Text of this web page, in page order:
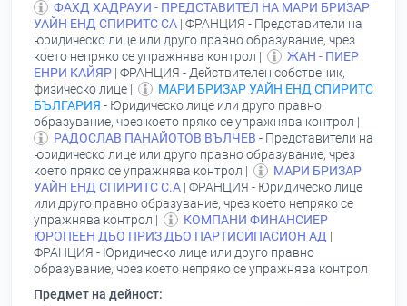
ФАХД ХАДРАУИ - ПРЕДСТАВИТЕЛ НА МАРИ БРИЗАР
УАЙН ЕНД СПИРИТС СА | ФРАНЦИЯ - Представители на
юридическо лице или друго правно образувание, чрез
което непряко се упражнява контрол |
ЖАН - ПИЕР
ЕНРИ КАЙЯР | ФРАНЦИЯ - Действителен собственик,
физическо лице |
МАРИ БРИЗАР УАЙН ЕНД СПИРИТС
БЪЛГАРИЯ - Юридическо лице или друго правно
образувание, чрез което пряко се упражнява контрол |
РАДОСЛАВ ПАНАЙОТОВ ВЪЛЧЕВ - Представители на
юридическо лице или друго правно образувание, чрез
което пряко се упражнява контрол |
МАРИ БРИЗАР
УАЙН ЕНД СПИРИТС С.А | ФРАНЦИЯ - Юридическо лице
или друго правно образувание, чрез което непряко се
упражнява контрол |
КОМПАНИ ФИНАНСИЕР
ЮРОПЕЕН ДЬО ПРИЗ ДЬО ПАРТИСИПАСИОН АД |
ФРАНЦИЯ - Юридическо лице или друго правно
образувание, чрез което непряко се упражнява контрол
Предмет на дейност: